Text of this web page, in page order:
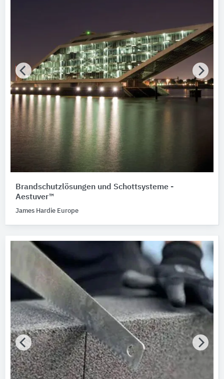
Brandschutzlösungen und Schottsysteme -
Aestuver™
James Hardie Europe